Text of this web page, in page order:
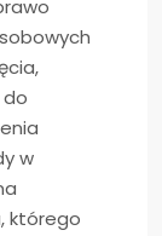
w
którego